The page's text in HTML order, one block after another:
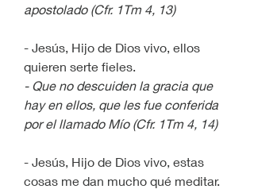
apostolado (Cfr. 1Tm 4, 13)
- Jesús, Hijo de Dios vivo, ellos
quieren serte fieles.
- Que no descuiden la gracia que
hay en ellos, que les fue conferida
por el llamado Mío (Cfr. 1Tm 4, 14)
- Jesús, Hijo de Dios vivo, estas
cosas me dan mucho qué meditar.